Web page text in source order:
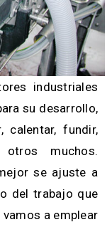
industriales
su desarrollo,
calentar, fundir,
muchos.
se ajuste a
del trabajo que
a emplear